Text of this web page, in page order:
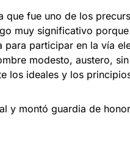
que fue uno de los
muy significativo
participar en la vía
modesto, austero,
los ideales y los
y montó guardia de